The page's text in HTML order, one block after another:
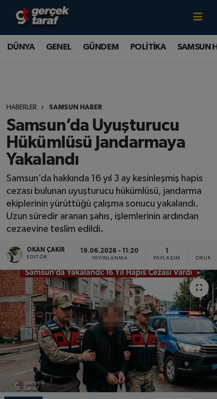
DÜNYA GENEL GÜNDEM POLİTİKA SAMSUN
HABERLER SAMSUN HABER
Samsun’da Uyuşturucu
Hükümlüsü Jandarmaya
Yakalandı
Samsun’da hakkında 16 yıl 3 ay kesinleşmiş hapis
cezası bulunan uyuşturucu hükümlüsü, jandarma
ekiplerinin yürüttüğü çalışma sonucu yakalandı.
Uzun süredir aranan şahıs, işlemlerinin ardından
cezaevine teslim edildi.
OKAN ÇAKIR
EDITÖR
19.06.2026 - 11:20
YAYINLANMA PAYLAŞIM
Canlı TV İzle
DÜNYA
POLİTİKA
SAMSUN HABER
SAMSUNSPOR
SAĞLIK
TEKNOLOJİ
EKONOMİ
TEKNOLOJİ
YAŞAM
YEMEK
Samsun Nöbetçi Eczaneler
Samsun Trafik Yoğunluk Haritası
Süper Lig Puan Durumu ve Fikstür
Tüm Manşetler
Son Dakika Haberleri
Haber Arşivi